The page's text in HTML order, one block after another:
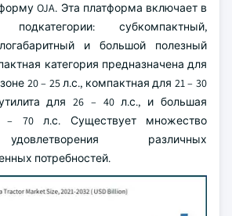
OJA. Эта платформа включает в
субкомпактный,
и большой полезный
категория предназначена для
20 – 25 л.с., компактная для 21 – 30
для 26 – 40 л.с., и большая
– 70 л.с. Существует множество
различных
потребностей.